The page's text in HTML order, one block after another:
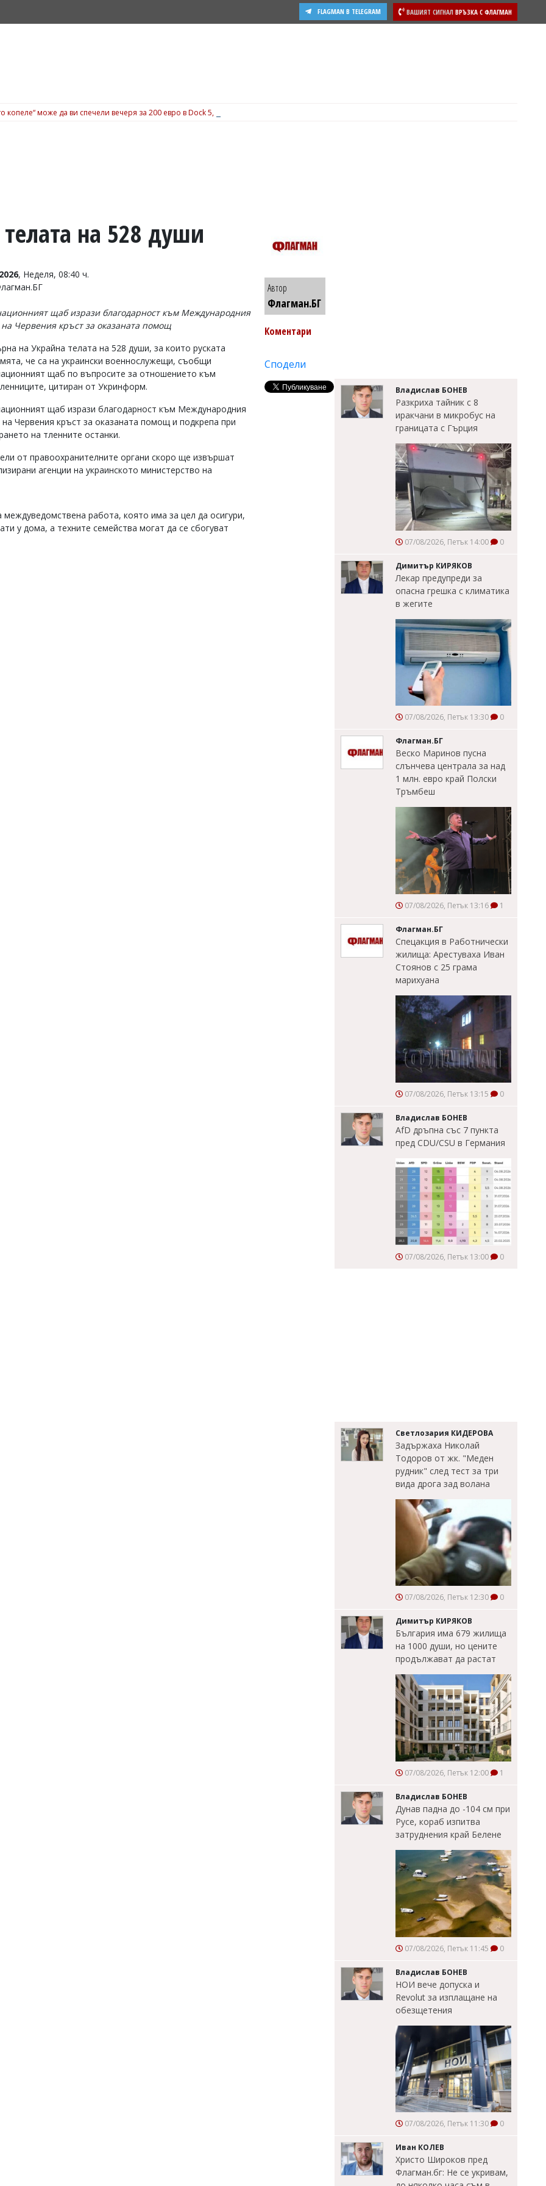
ВАШИЯТ СИГНАЛ ВРЪЗКА С ФЛАГМАН
FLAGMAN В TELEGRAM
копеле“ може да ви спечели вечеря за 200 евро в Dock 5, вижте подробности
на 528 души
, Неделя, 08:40 ч.
щаб изрази благодарност към Международния
на Червения кръст за оказаната помощ
на Украйна телата на 528 души, за които руската
че са на украински военнослужещи, съобщи
щаб по въпросите за отношението към
цитиран от Укринформ.
щаб изрази благодарност към Международния
Червения кръст за оказаната помощ и подкрепа при
на тленните останки.
от правоохранителните органи скоро ще извършат
агенции на украинското министерство на
работа, която има за цел да осигури,
у дома, а техните семейства могат да се сбогуват
Автор
Флагман.БГ
Коментари
Сподели
Владислав БОНЕВ
Разкриха тайник с 8
иракчани в микробус на
границата с Гърция
07/08/2026, Петък 14:00 0
Димитър КИРЯКОВ
Лекар предупреди за
опасна грешка с климатика
в жегите
07/08/2026, Петък 13:30 0
Флагман.БГ
Веско Маринов пусна
слънчева централа за над
1 млн. евро край Полски
Тръмбеш
07/08/2026, Петък 13:16 1
Флагман.БГ
Спецакция в Работнически
жилища: Арестуваха Иван
Стоянов с 25 грама
марихуана
07/08/2026, Петък 13:15 0
Владислав БОНЕВ
AfD дръпна със 7 пункта
пред CDU/CSU в Германия
07/08/2026, Петък 13:00 0
Светлозария КИДЕРОВА
Задържаха Николай
Тодоров от жк. "Меден
рудник" след тест за три
вида дрога зад волана
07/08/2026, Петък 12:30 0
Димитър КИРЯКОВ
България има 679 жилища
на 1000 души, но цените
продължават да растат
07/08/2026, Петък 12:00 1
Владислав БОНЕВ
Дунав падна до -104 см при
Русе, кораб изпитва
затруднения край Белене
07/08/2026, Петък 11:45 0
Владислав БОНЕВ
НОИ вече допуска и
Revolut за изплащане на
обезщетения
07/08/2026, Петък 11:30 0
Иван КОЛЕВ
Христо Широков пред
Флагман.бг: Не се укривам,